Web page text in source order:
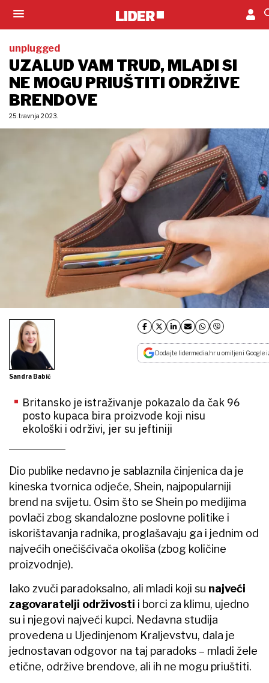
unplugged
UZALUD VAM TRUD, MLADI SI
NE MOGU PRIUŠTITI ODRŽIVE
BRENDOVE
25. travnja 2023.
Sandra Babić
Dodajte lidermedia.hr u omiljeni Google
Britansko je istraživanje pokazalo da čak 96
posto kupaca bira proizvode koji nisu
ekološki i održivi, jer su jeftiniji
Dio publike nedavno je sablaznila činjenica da je
kineska tvornica odjeće, Shein, najpopularniji
brend na svijetu. Osim što se Shein po medijima
povlači zbog skandalozne poslovne politike i
iskorištavanja radnika, proglašavaju ga i jednim od
najvećih onečišćivača okoliša (zbog količine
proizvodnje).
Iako zvuči paradoksalno, ali mladi koji su najveći
zagovaratelji održivosti i borci za klimu, ujedno
su i njegovi najveći kupci. Nedavna studija
provedena u Ujedinjenom Kraljevstvu, dala je
jednostavan odgovor na taj paradoks – mladi žele
etične, održive brendove, ali ih ne mogu priuštiti.